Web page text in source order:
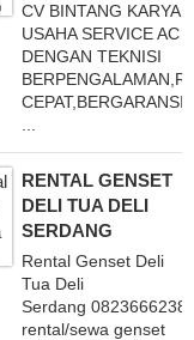
CV BINTANG KARYA
USAHA SERVICE AC
DENGAN TEKNISI
CEPAT,BERGARANSI
RENTAL GENSET
DELI TUA DELI
SERDANG
Rental Genset Deli
Tua Deli
Serdang
rental/sewa genset